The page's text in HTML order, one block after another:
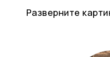
Разверните